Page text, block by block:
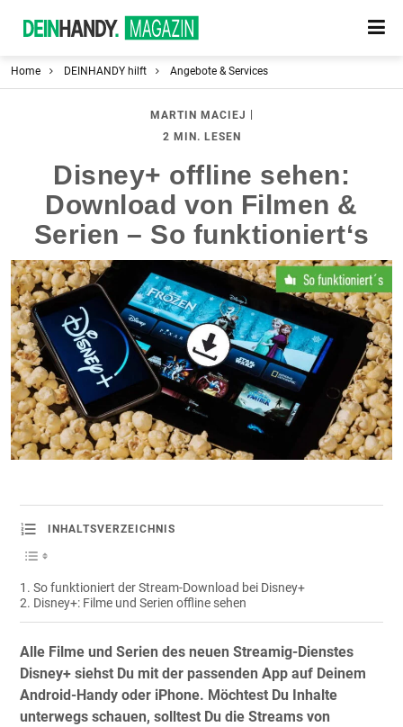
Home DEINHANDY hilft Angebote & Services
MARTIN MACIEJ
2 MIN. LESEN
Disney+ offline sehen:
Download von Filmen &
Serien – So funktioniert‘s
INHALTSVERZEICHNIS
So funktioniert der Stream-Download bei Disney+
Disney+: Filme und Serien offline sehen
Alle Filme und Serien des neuen Streamig-Dienstes
Disney+ siehst Du mit der passenden App auf Deinem
Android-Handy oder iPhone. Möchtest Du Inhalte
unterwegs schauen, solltest Du die Streams von